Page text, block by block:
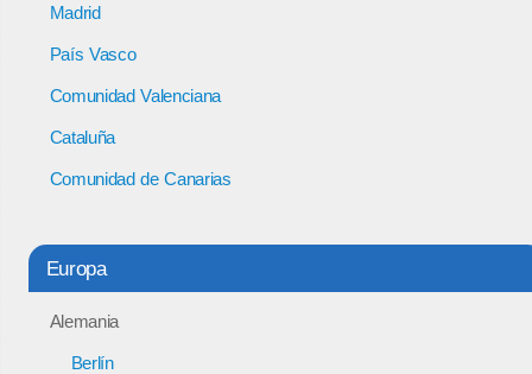
Madrid
País Vasco
Comunidad Valenciana
Cataluña
Comunidad de Canarias
Europa
Alemania
Berlín